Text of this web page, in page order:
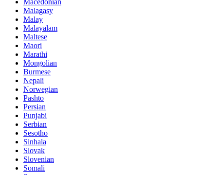
Malagasy
Malay
Malayalam
Maltese
Maori
Marathi
Mongolian
Burmese
Nepali
Norwegian
Pashto
Persian
Punjabi
Serbian
Sesotho
Sinhala
Slovak
Slovenian
Somali